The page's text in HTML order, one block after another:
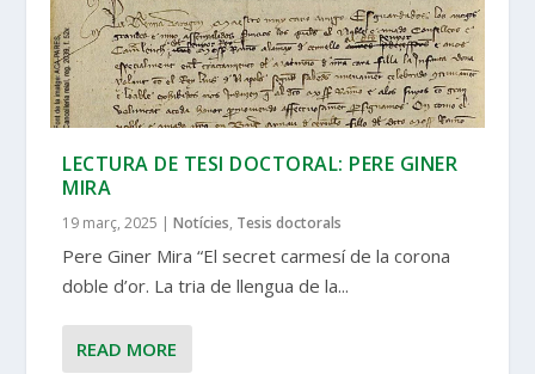
LECTURA DE TESI DOCTORAL: PERE GINER
MIRA
19 març, 2025 |Notícies, Tesis doctorals
Pere Giner Mira “El secret carmesí de la corona
doble d’or. La tria de llengua de la...
READ MORE